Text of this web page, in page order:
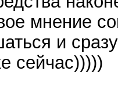
мнение
и
сейчас)))))